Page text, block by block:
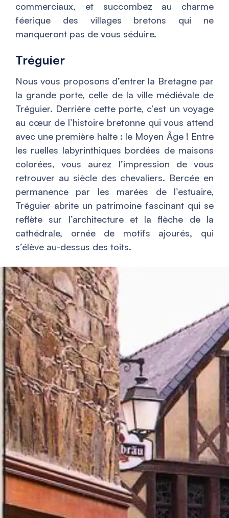
commerciaux, et succombez au charme
féerique des villages bretons qui ne
manqueront pas de vous séduire.
Tréguier
Nous vous proposons d’entrer la Bretagne par
la grande porte, celle de la ville médiévale de
Tréguier. Derrière cette porte, c’est un voyage
au cœur de l’histoire bretonne qui vous attend
avec une première halte : le Moyen Âge ! Entre
les ruelles labyrinthiques bordées de maisons
colorées, vous aurez l’impression de vous
retrouver au siècle des chevaliers. Bercée en
permanence par les marées de l’estuaire,
Tréguier abrite un patrimoine fascinant qui se
reflète sur l’architecture et la flèche de la
cathédrale, ornée de motifs ajourés, qui
s’élève au-dessus des toits.